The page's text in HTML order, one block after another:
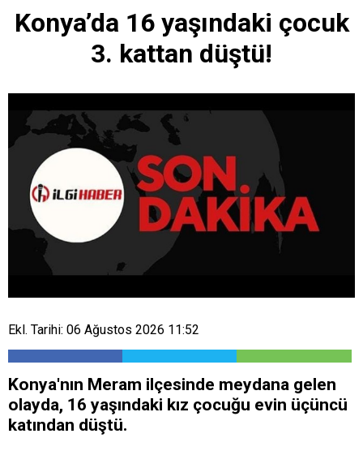
Konya’da 16 yaşındaki çocuk
3. kattan düştü!
Ekl. Tarihi: 06 Ağustos 2026 11:52
​Konya'nın Meram ilçesinde meydana gelen
olayda, 16 yaşındaki kız çocuğu evin üçüncü
katından düştü.